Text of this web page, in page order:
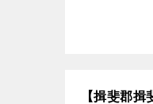
【揖斐郡